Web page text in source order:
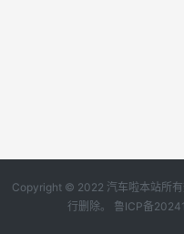
Copyright © 2022 汽车啦本站所
行删除。 鲁ICP备